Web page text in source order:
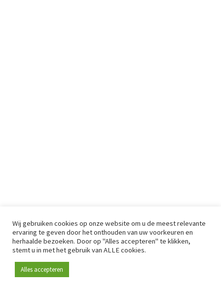
Wij gebruiken cookies op onze website om u de meest relevante
ervaring te geven door het onthouden van uw voorkeuren en
herhaalde bezoeken. Door op "Alles accepteren" te klikken,
stemt u in met het gebruik van ALLE cookies.
Alles accepteren